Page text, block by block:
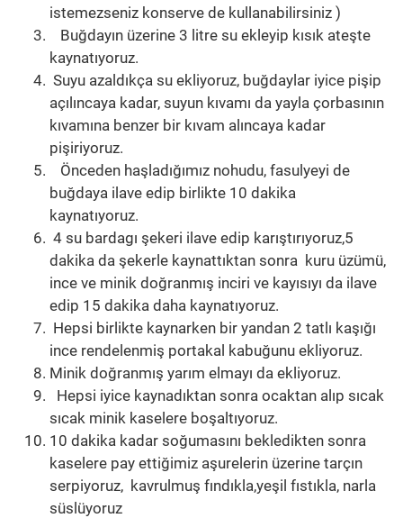
istemezseniz konserve de kullanabilirsiniz )
Buğdayın üzerine 3 litre su ekleyip kısık ateşte
kaynatıyoruz.
Suyu azaldıkça su ekliyoruz, buğdaylar iyice pişip
açılıncaya kadar, suyun kıvamı da yayla çorbasının
kıvamına benzer bir kıvam alıncaya kadar
pişiriyoruz.
Önceden haşladığımız nohudu, fasulyeyi de
buğdaya ilave edip birlikte 10 dakika
kaynatıyoruz.
4 su bardagı şekeri ilave edip karıştırıyoruz,5
dakika da şekerle kaynattıktan sonra kuru üzümü,
ince ve minik doğranmış inciri ve kayısıyı da ilave
edip 15 dakika daha kaynatıyoruz.
Hepsi birlikte kaynarken bir yandan 2 tatlı kaşığı
ince rendelenmiş portakal kabuğunu ekliyoruz.
Minik doğranmış yarım elmayı da ekliyoruz.
Hepsi iyice kaynadıktan sonra ocaktan alıp sıcak
sıcak minik kaselere boşaltıyoruz.
10 dakika kadar soğumasını bekledikten sonra
kaselere pay ettiğimiz aşurelerin üzerine tarçın
serpiyoruz, kavrulmuş fındıkla,yeşil fıstıkla, narla
süslüyoruz